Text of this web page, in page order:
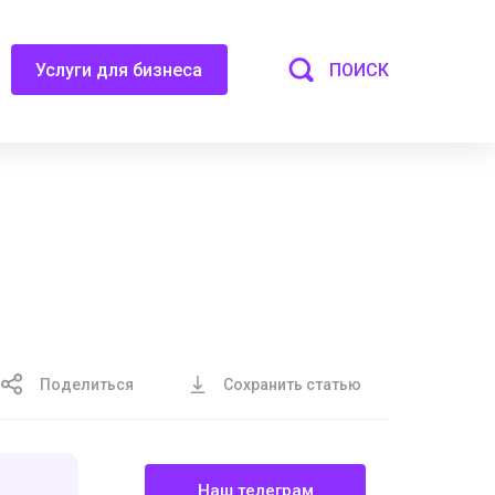
Услуги для бизнеса ПОИСК
Поделиться Сохранить статью
Наш телеграм